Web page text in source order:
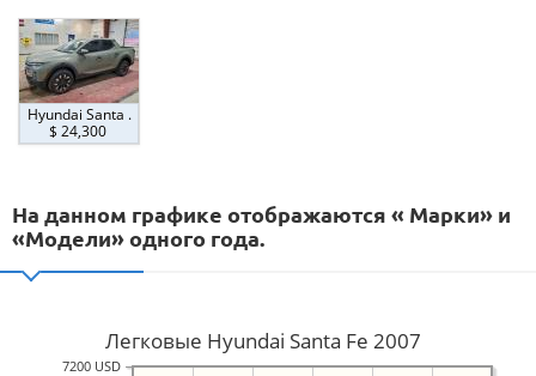
Hyundai Santa .
$ 24,300
На данном графике отображаются « Марки» и
«Модели» одного года.
Легковые Hyundai Santa Fe 2007
7200 USD